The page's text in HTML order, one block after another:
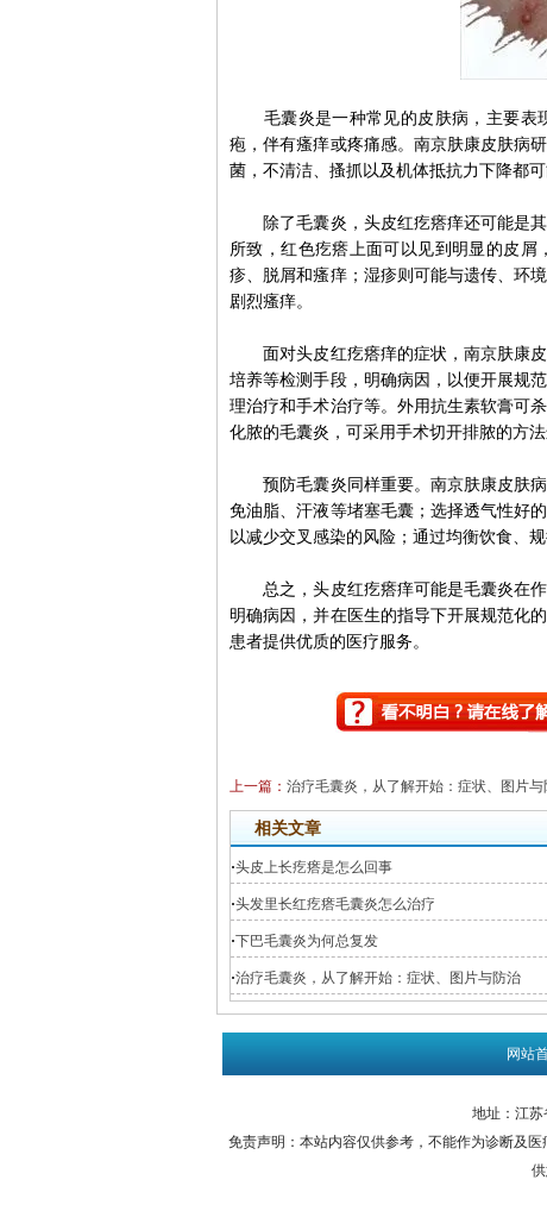
毛囊炎是一种常见的皮肤病，主要表
疱，伴有瘙痒或疼痛感。南京肤康皮肤病
菌，不清洁、搔抓以及机体抵抗力下降都
除了毛囊炎，头皮红疙瘩痒还可能是其
所致，红色疙瘩上面可以见到明显的皮
疹、脱屑和瘙痒；湿疹则可能与遗传、环
剧烈瘙痒。
面对头皮红疙瘩痒的症状，南京肤康皮
培养等检测手段，明确病因，以便开展规
理治疗和手术治疗等。外用抗生素软膏可
化脓的毛囊炎，可采用手术切开排脓的方法
预防毛囊炎同样重要。南京肤康皮肤病
免油脂、汗液等堵塞毛囊；选择透气性好
以减少交叉感染的风险；通过均衡饮食、
总之，头皮红疙瘩痒可能是毛囊炎在作
明确病因，并在医生的指导下开展规范化
患者提供优质的医疗服务。
上一篇： 治疗毛囊炎，从了解开始：症状、图片与
相关文章
·头皮上长疙瘩是怎么回事
·头发里长红疙瘩毛囊炎怎么治疗
·下巴毛囊炎为何总复发
·治疗毛囊炎，从了解开始：症状、图片与防治
网站
地址：江苏
免责声明：本站内容仅供参考，不能作为诊断及